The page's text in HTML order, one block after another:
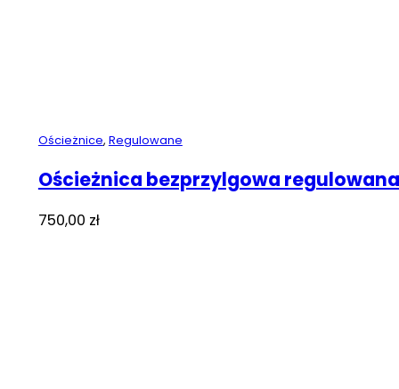
Ościeżnice, Regulowane
Ościeżnica bezprzylgowa regulowana
750,00 zł